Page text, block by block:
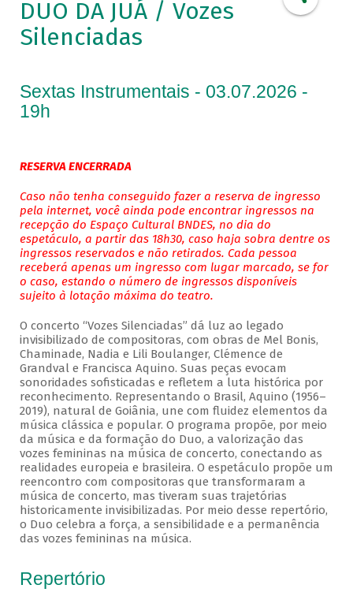
DUO DA JUÁ / Vozes
Silenciadas
Sextas Instrumentais - 03.07.2026 -
19h
RESERVA ENCERRADA
Caso não tenha conseguido fazer a reserva de ingresso
pela internet, você ainda pode encontrar ingressos na
recepção do Espaço Cultural BNDES, no dia do
espetáculo, a partir das 18h30, caso haja sobra dentre os
ingressos reservados e não retirados. Cada pessoa
receberá apenas um ingresso com lugar marcado, se for
o caso, estando o número de ingressos disponíveis
sujeito à lotação máxima do teatro.
O concerto “Vozes Silenciadas” dá luz ao legado
invisibilizado de compositoras, com obras de Mel Bonis,
Chaminade, Nadia e Lili Boulanger, Clémence de
Grandval e Francisca Aquino. Suas peças evocam
sonoridades sofisticadas e refletem a luta histórica por
reconhecimento. Representando o Brasil, Aquino (1956–
2019), natural de Goiânia, une com fluidez elementos da
música clássica e popular. O programa propõe, por meio
da música e da formação do Duo, a valorização das
vozes femininas na música de concerto, conectando as
realidades europeia e brasileira. O espetáculo propõe um
reencontro com compositoras que transformaram a
música de concerto, mas tiveram suas trajetórias
historicamente invisibilizadas. Por meio desse repertório,
o Duo celebra a força, a sensibilidade e a permanência
das vozes femininas na música.
Repertório